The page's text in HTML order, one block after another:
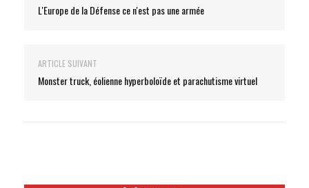
L'Europe de la Défense ce n'est pas une armée
ARTICLE SUIVANT
Monster truck, éolienne hyperboloïde et parachutisme virtuel